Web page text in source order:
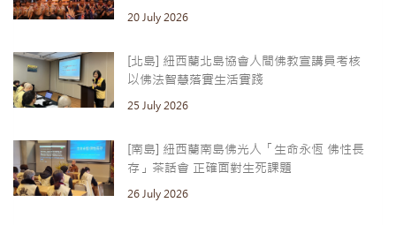
20 July 2026
[北島] 紐西蘭北島協會人間佛教宣講員考核
以佛法智慧落實生活實踐
25 July 2026
[南島] 紐西蘭南島佛光人「生命永恆 佛性長
存」茶話會 正確面對生死課題
26 July 2026